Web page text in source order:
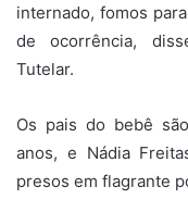
internado, fomos
de ocorrência,
Tutelar.
Os pais do bebê
anos, e Nádia
presos em flagrante